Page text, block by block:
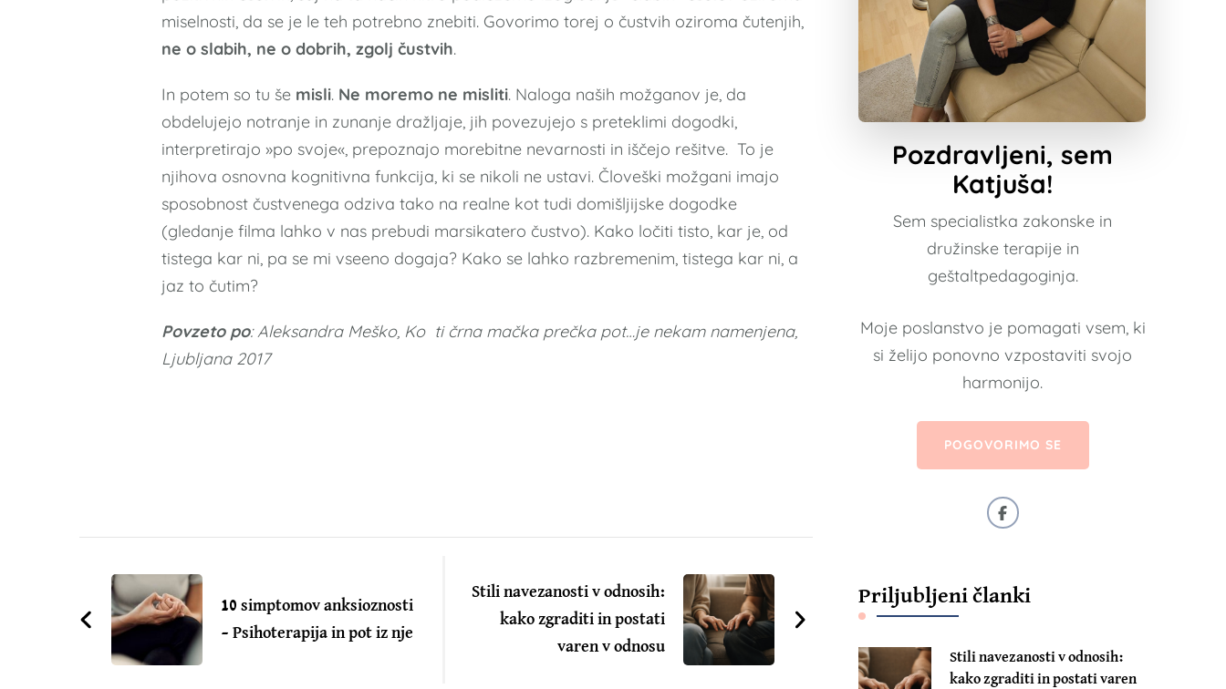
miselnosti, da se je le teh potrebno znebiti. Govorimo torej o čustvih oziroma čutenjih,
ne o slabih, ne o dobrih, zgolj čustvih.
In potem so tu še misli. Ne moremo ne misliti. Naloga naših možganov je, da
obdelujejo notranje in zunanje dražljaje, jih povezujejo s preteklimi dogodki,
interpretirajo »po svoje«, prepoznajo morebitne nevarnosti in iščejo rešitve. To je
njihova osnovna kognitivna funkcija, ki se nikoli ne ustavi. Človeški možgani imajo
sposobnost čustvenega odziva tako na realne kot tudi domišljijske dogodke
(gledanje filma lahko v nas prebudi marsikatero čustvo). Kako ločiti tisto, kar je, od
tistega kar ni, pa se mi vseeno dogaja? Kako se lahko razbremenim, tistega kar ni, a
jaz to čutim?
Povzeto po: Aleksandra Meško, Ko ti črna mačka prečka pot…je nekam namenjena,
Ljubljana 2017
Navigation10 simptomov anksioznosti
– Psihoterapija in pot iz nje
Stili navezanosti v odnosih:
kako zgraditi in postati
varen v odnosu
Pozdravljeni, sem
Katjuša!
Sem specialistka zakonske in
družinske terapije in
geštaltpedagoginja.
Moje poslanstvo je pomagati vsem, ki
si želijo ponovno vzpostaviti svojo
harmonijo.
POGOVORIMO SE
Priljubljeni članki
Stili navezanosti v odnosih:
kako zgraditi in postati varen